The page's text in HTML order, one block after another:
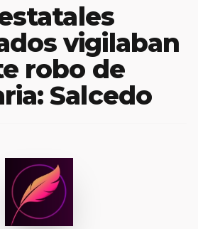
vigilaban
robo de
Salcedo